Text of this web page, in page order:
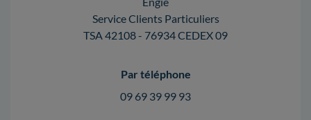
Service Clients Particuliers
TSA 42108 - 76934 CEDEX 09
Par téléphone
09 69 39 99 93